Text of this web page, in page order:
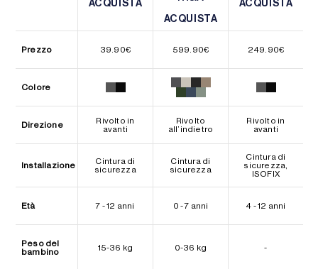
ACQUISTA
ACQUISTA
ACQUISTA
ACQUISTA
Prezzo 39.90€ 599.90€ 249.90€
Colore
Direzione
Rivolto in
avanti
Rivolto
all’indietro
Rivolto in
avanti
Installazione
Cintura di
sicurezza
Cintura di
sicurezza
Cintura di
sicurezza,
ISOFIX
Età 7 - 12 anni 0 - 7 anni 4 - 12 anni
Peso del
bambino
15-36 kg 0-36 kg -